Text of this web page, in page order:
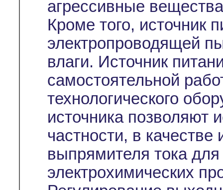
агрессивные
Кроме того, источник
электропроводящей
влаги. Источник
самостоятельной
технологического
источника позволяют
частности, в качестве
выпрямителя тока для
электрохимических